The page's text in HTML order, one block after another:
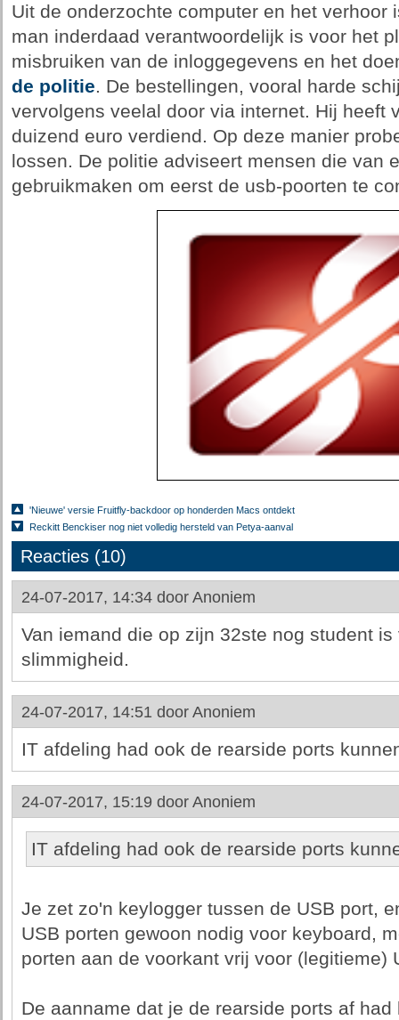
Uit de onderzochte computer en het verhoor
man inderdaad verantwoordelijk is voor het
misbruiken van de inloggegevens en het
de politie. De bestellingen, vooral harde
vervolgens veelal door via internet. Hij heeft
duizend euro verdiend. Op deze manier
lossen. De politie adviseert mensen die van
gebruikmaken om eerst de usb-poorten te
'Nieuwe' versie Fruitfly-backdoor op honderden Macs ontdekt
Reckitt Benckiser nog niet volledig hersteld van Petya-aanval
Reacties (10)
24-07-2017, 14:34 door Anoniem
Van iemand die op zijn 32ste nog student
slimmigheid.
24-07-2017, 14:51 door Anoniem
IT afdeling had ook de rearside ports
24-07-2017, 15:19 door Anoniem
IT afdeling had ook de rearside ports
Je zet zo'n keylogger tussen de USB port,
USB porten gewoon nodig voor keyboard,
porten aan de voorkant vrij voor (legitieme)
De aanname dat je de rearside ports af